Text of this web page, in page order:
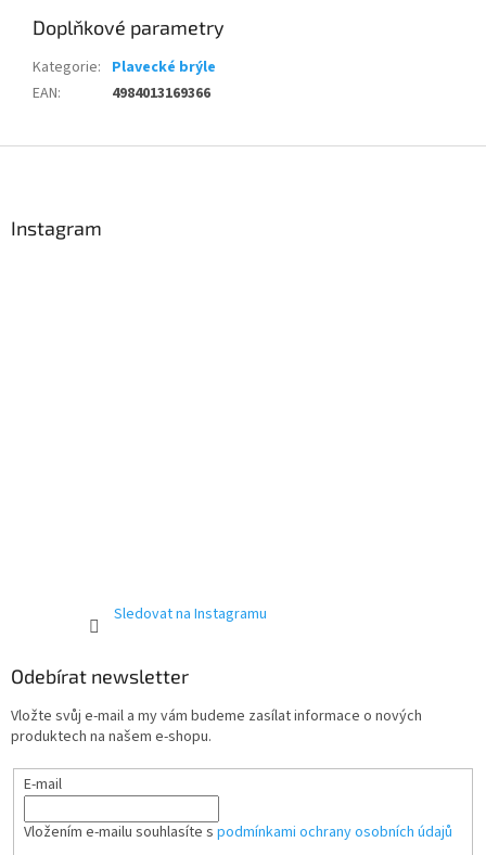
Doplňkové parametry
Kategorie: Plavecké brýle
EAN: 4984013169366
Instagram
Sledovat na Instagramu
Odebírat newsletter
Vložte svůj e-mail a my vám budeme zasílat informace o nových
produktech na našem e-shopu.
E-mail
Vložením e-mailu souhlasíte s podmínkami ochrany osobních údajů